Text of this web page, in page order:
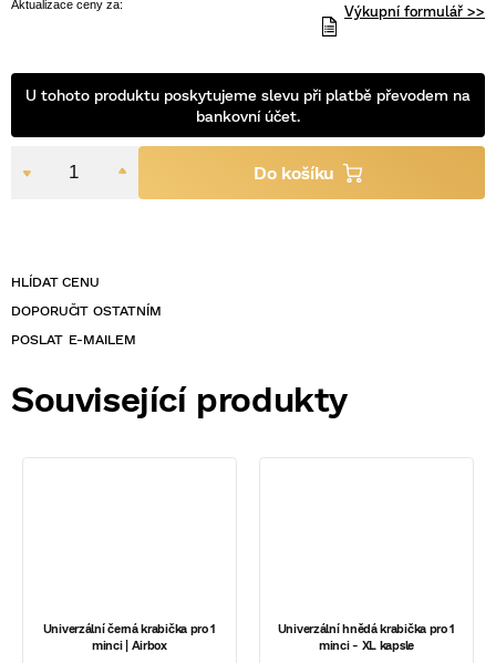
POSLAT
Výkupní formulář >>
U tohoto produktu poskytujeme slevu při platbě převodem na
bankovní účet.
Související produkty
Univerzální černá krabička pro 1
minci | Airbox
Univerzální hnědá krabička pro 1
minci - XL kapsle